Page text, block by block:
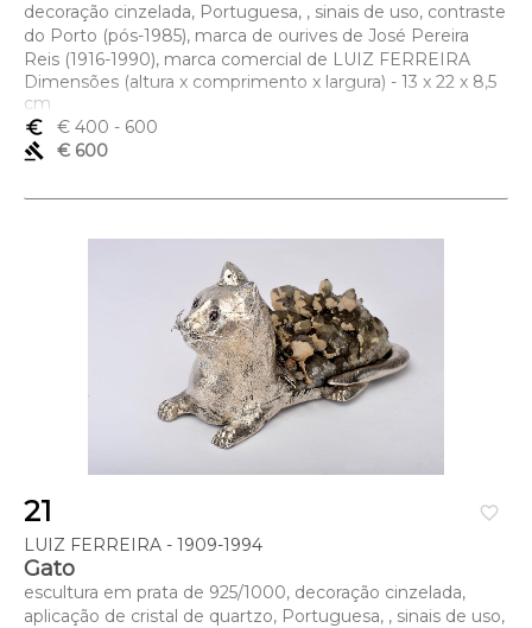
decoração cinzelada, Portuguesa, , sinais de uso, contraste
do Porto (pós-1985), marca de ourives de José Pereira
Reis (1916-1990), marca comercial de LUIZ FERREIRA
Dimensões (altura x comprimento x largura) - 13 x 22 x 8,5
cm
euro_symbol
€ 400 - 600
gavel
€ 600
favorite_border
21
LUIZ FERREIRA - 1909-1994
Gato
escultura em prata de 925/1000, decoração cinzelada,
aplicação de cristal de quartzo, Portuguesa, , sinais de uso,